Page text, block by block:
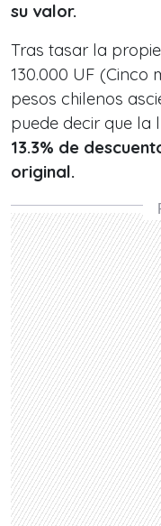
su valor.
Tras tasar la
130.000 UF (Cinco
pesos chilenos
puede decir que la
13.3% de
original.